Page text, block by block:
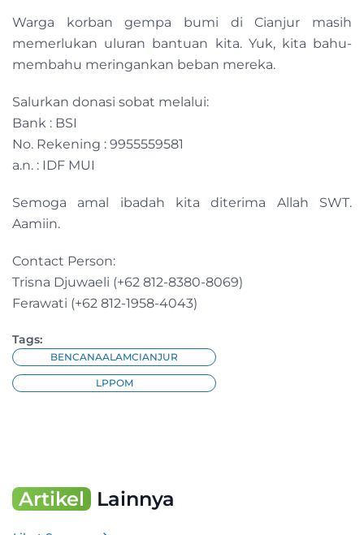
Warga korban gempa bumi di Cianjur masih
memerlukan uluran bantuan kita. Yuk, kita bahu-
membahu meringankan beban mereka.
Salurkan donasi sobat melalui:
Bank : BSI
No. Rekening : 9955559581
a.n. : IDF MUI
Semoga amal ibadah kita diterima Allah SWT.
Aamiin.
Contact Person:
Trisna Djuwaeli (+62 812-8380-8069)
Ferawati (+62 812-1958-4043)
Tags:
BENCANAALAMCIANJUR
LPPOM
Artikel Lainnya